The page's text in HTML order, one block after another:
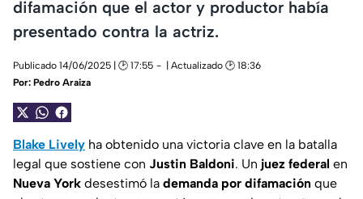
difamación que el actor y productor había
presentado contra la actriz.
Publicado 14/06/2025 | 🕑 17:55
| Actualizado 🕑 18:36
Por: Pedro Araiza
Blake Lively ha obtenido una victoria clave en la batalla
legal que sostiene con Justin Baldoni. Un juez federal en
Nueva York desestimó la demanda por difamación que